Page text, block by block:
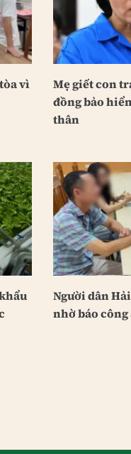
vì
Mẹ giết con
đồng bảo
thân
Người dân
nhờ báo